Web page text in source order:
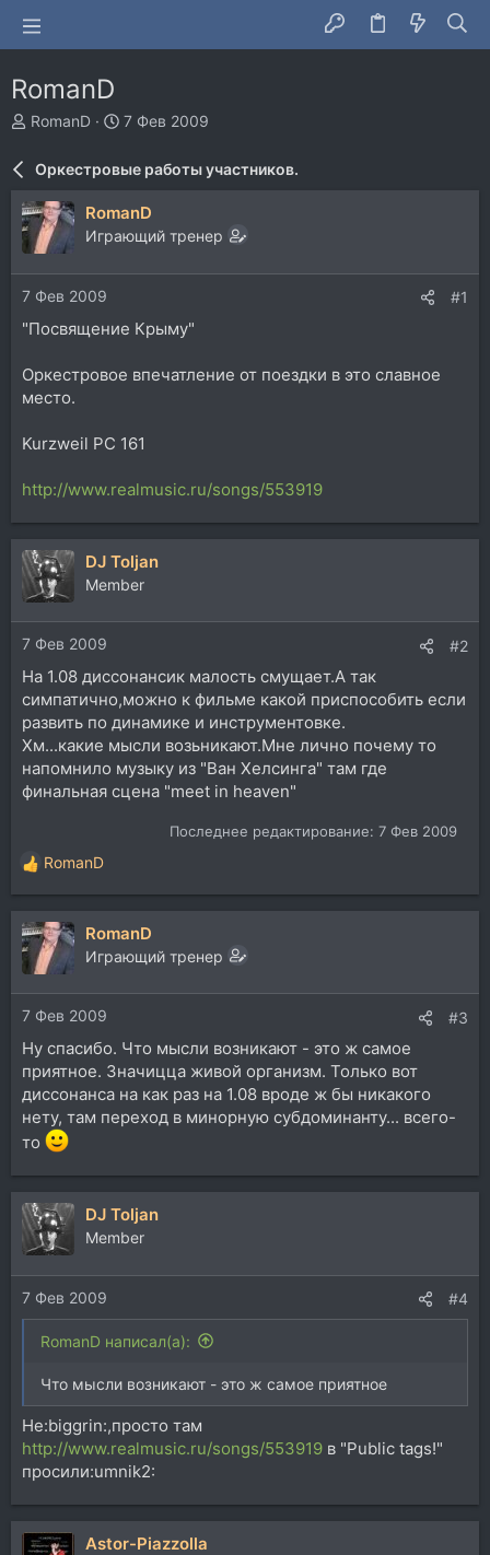
RomanD
А
т
р
т
е
ы
RomanD
Д
а
ч
7 Фев 2009
Оркестровые работы участников.
RomanD
Играющий тренер
7 Фев 2009 #1
"Посвящение Крыму"
Оркестровое впечатление от поездки в это славное
место.
Kurzweil PC 161
http://www.realmusic.ru/songs/553919
DJ Toljan
Member
7 Фев 2009 #2
На 1.08 диссонансик малость смущает.А так
симпатично,можно к фильме какой приспособить если
развить по динамике и инструментовке.
Хм...какие мысли возьникают.Мне лично почему то
напомнило музыку из "Ван Хелсинга" там где
финальная сцена "meet in heaven"
Последнее редактирование: 7 Фев 2009
Р
е
а
к
ц
и
и
:
RomanD
RomanD
Играющий тренер
7 Фев 2009 #3
Ну спасибо. Что мысли возникают - это ж самое
приятное. Значицца живой организм. Только вот
диссонанса на как раз на 1.08 вроде ж бы никакого
нету, там переход в минорную субдоминанту... всего-
то
DJ Toljan
Member
7 Фев 2009 #4
RomanD написал(а):
Что мысли возникают - это ж самое приятное
Не:biggrin:,просто там
http://www.realmusic.ru/songs/553919 в "Public tags!"
просили:umnik2:
Astor-Piazzolla